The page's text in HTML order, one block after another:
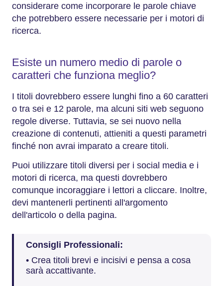
considerare come incorporare le parole chiave
che potrebbero essere necessarie per i motori di
ricerca.
Esiste un numero medio di parole o
caratteri che funziona meglio?
I titoli dovrebbero essere lunghi fino a 60 caratteri
o tra sei e 12 parole, ma alcuni siti web seguono
regole diverse. Tuttavia, se sei nuovo nella
creazione di contenuti, attieniti a questi parametri
finché non avrai imparato a creare titoli.
Puoi utilizzare titoli diversi per i social media e i
motori di ricerca, ma questi dovrebbero
comunque incoraggiare i lettori a cliccare. Inoltre,
devi mantenerli pertinenti all'argomento
dell'articolo o della pagina.
Consigli Professionali:
• Crea titoli brevi e incisivi e pensa a cosa
sarà accattivante.